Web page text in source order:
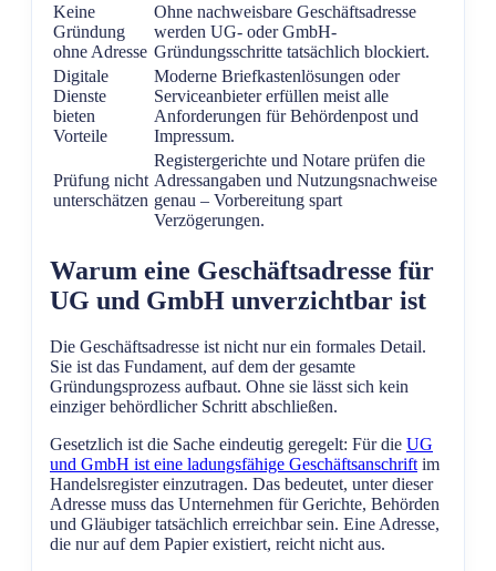
Keine
Gründung
ohne Adresse
Ohne nachweisbare Geschäftsadresse
werden UG- oder GmbH-
Gründungsschritte tatsächlich blockiert.
Digitale
Dienste
bieten
Vorteile
Moderne Briefkastenlösungen oder
Serviceanbieter erfüllen meist alle
Anforderungen für Behördenpost und
Impressum.
Prüfung nicht
unterschätzen
Registergerichte und Notare prüfen die
Adressangaben und Nutzungsnachweise
genau – Vorbereitung spart
Verzögerungen.
Warum eine Geschäftsadresse für
UG und GmbH unverzichtbar ist
Die Geschäftsadresse ist nicht nur ein formales Detail.
Sie ist das Fundament, auf dem der gesamte
Gründungsprozess aufbaut. Ohne sie lässt sich kein
einziger behördlicher Schritt abschließen.
Gesetzlich ist die Sache eindeutig geregelt: Für die UG
und GmbH ist eine ladungsfähige Geschäftsanschriftim
Handelsregister einzutragen. Das bedeutet, unter dieser
Adresse muss das Unternehmen für Gerichte, Behörden
und Gläubiger tatsächlich erreichbar sein. Eine Adresse,
die nur auf dem Papier existiert, reicht nicht aus.